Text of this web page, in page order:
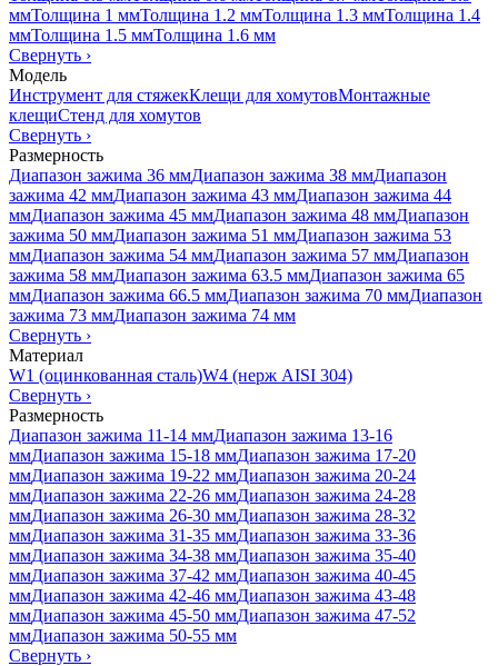
ммТолщина 1 ммТолщина 1.2 ммТолщина 1.3 ммТолщина 1.4
ммТолщина 1.5 ммТолщина 1.6 мм
Свернуть ›
Модель
Инструмент для стяжекКлещи для хомутовМонтажные
клещиСтенд для хомутов
Свернуть ›
Размерность
Диапазон зажима 36 ммДиапазон зажима 38 ммДиапазон
зажима 42 ммДиапазон зажима 43 ммДиапазон зажима 44
ммДиапазон зажима 45 ммДиапазон зажима 48 ммДиапазон
зажима 50 ммДиапазон зажима 51 ммДиапазон зажима 53
ммДиапазон зажима 54 ммДиапазон зажима 57 ммДиапазон
зажима 58 ммДиапазон зажима 63.5 ммДиапазон зажима 65
ммДиапазон зажима 66.5 ммДиапазон зажима 70 ммДиапазон
зажима 73 ммДиапазон зажима 74 мм
Свернуть ›
Материал
W1 (оцинкованная сталь)W4 (нерж AISI 304)
Свернуть ›
Размерность
Диапазон зажима 11-14 ммДиапазон зажима 13-16
ммДиапазон зажима 15-18 ммДиапазон зажима 17-20
ммДиапазон зажима 19-22 ммДиапазон зажима 20-24
ммДиапазон зажима 22-26 ммДиапазон зажима 24-28
ммДиапазон зажима 26-30 ммДиапазон зажима 28-32
ммДиапазон зажима 31-35 ммДиапазон зажима 33-36
ммДиапазон зажима 34-38 ммДиапазон зажима 35-40
ммДиапазон зажима 37-42 ммДиапазон зажима 40-45
ммДиапазон зажима 42-46 ммДиапазон зажима 43-48
ммДиапазон зажима 45-50 ммДиапазон зажима 47-52
ммДиапазон зажима 50-55 мм
Свернуть ›